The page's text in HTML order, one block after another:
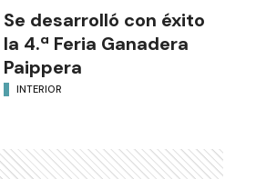
Se desarrolló con éxito
la 4.ª Feria Ganadera
Paippera
INTERIOR